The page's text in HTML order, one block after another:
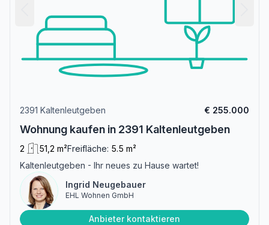
2391 Kaltenleutgeben € 255.000
Wohnung kaufen in 2391 Kaltenleutgeben
2 51,2 m²Freifläche: 5.5 m²
Kaltenleutgeben - Ihr neues zu Hause wartet!
Ingrid Neugebauer
EHL Wohnen GmbH
Anbieter kontaktieren